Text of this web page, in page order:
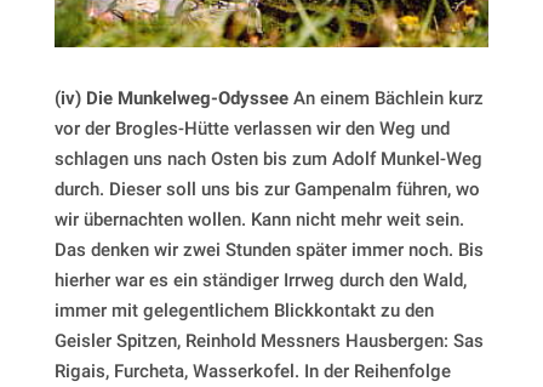
(iv) Die Munkelweg-Odyssee An einem Bächlein kurz
vor der Brogles-Hütte verlassen wir den Weg und
schlagen uns nach Osten bis zum Adolf Munkel-Weg
durch. Dieser soll uns bis zur Gampenalm führen, wo
wir übernachten wollen. Kann nicht mehr weit sein.
Das denken wir zwei Stunden später immer noch. Bis
hierher war es ein ständiger Irrweg durch den Wald,
immer mit gelegentlichem Blickkontakt zu den
Geisler Spitzen, Reinhold Messners Hausbergen: Sas
Rigais, Furcheta, Wasserkofel. In der Reihenfolge